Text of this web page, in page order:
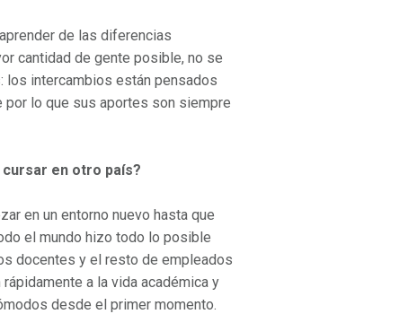
de las diferencias
cantidad de gente posible, no se
los intercambios están pensados
por lo que sus aportes son siempre
en otro país?
en un entorno nuevo hasta que
el mundo hizo todo lo posible
docentes y el resto de empleados
a la vida académica y
desde el primer momento.